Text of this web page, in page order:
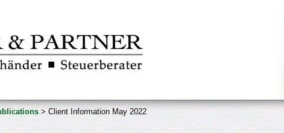
> Client Information May 2022